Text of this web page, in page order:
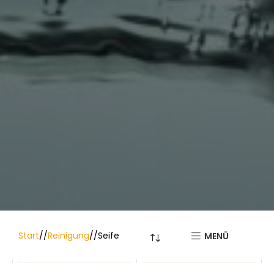
Start/ Reinigung/ Seife MENÜ